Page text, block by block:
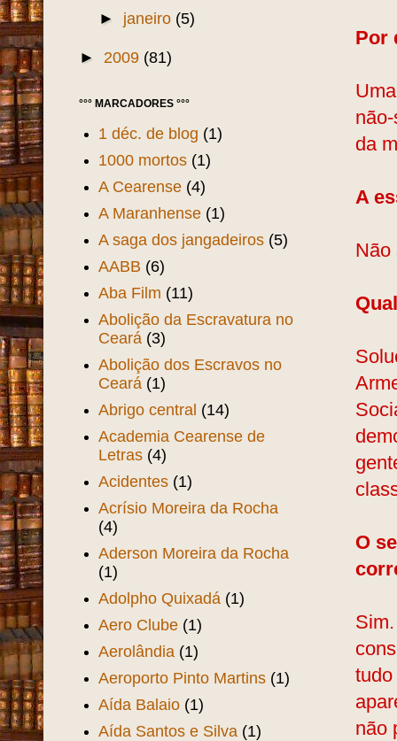
Por
da
A
Não
O
não
► janeiro (5)
► 2009 (81)
°°° MARCADORES °°°
1 déc. de blog (1)
1000 mortos (1)
A Cearense (4)
A Maranhense (1)
A saga dos jangadeiros (5)
AABB (6)
Aba Film (11)
Abolição da Escravatura no
Ceará (3)
Abolição dos Escravos no
Ceará (1)
Abrigo central (14)
Academia Cearense de
Letras (4)
Acidentes (1)
Acrísio Moreira da Rocha
(4)
Aderson Moreira da Rocha
(1)
Adolpho Quixadá (1)
Aero Clube (1)
Aerolândia (1)
Aeroporto Pinto Martins (1)
Aída Balaio (1)
Aída Santos e Silva (1)